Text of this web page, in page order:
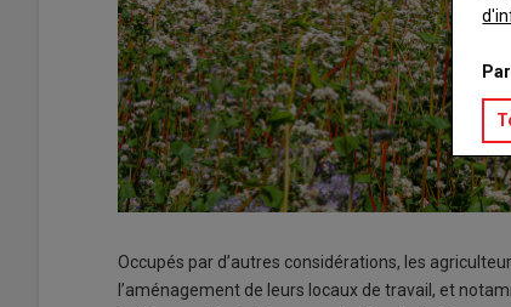
Occupés par d’autres considérations, les
l’aménagement de leurs locaux de travail, et